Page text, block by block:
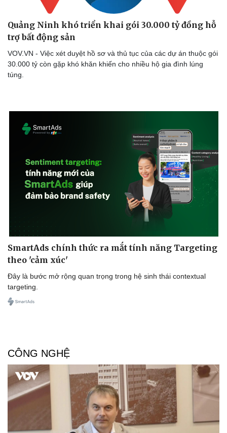
Dinh dưỡng - món ngon
Đời sống
Nhà đẹp
Quảng Ninh khó triển khai gói 30.000 tỷ đồng hỗ
trợ bất động sản
VOV.VN - Việc xét duyệt hồ sơ và thủ tục của các dự án thuộc gói
30.000 tỷ còn gặp khó khăn khiến cho nhiều hộ gia đình lúng
túng.
SmartAds chính thức ra mắt tính năng Targeting
theo 'cảm xúc'
Đây là bước mở rộng quan trọng trong hệ sinh thái contextual
targeting.
CÔNG NGHỆ